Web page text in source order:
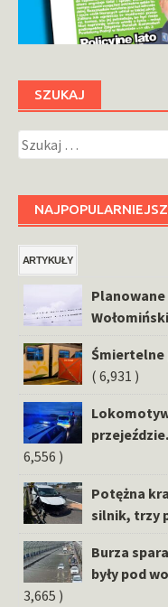
SZUKAJ
Szukaj:
ARTYKUŁY
Planowane
Śmiertelne
( 6,931 )
6,556 )
Potężna
silnik, trzy
Burza
były pod
3,665 )